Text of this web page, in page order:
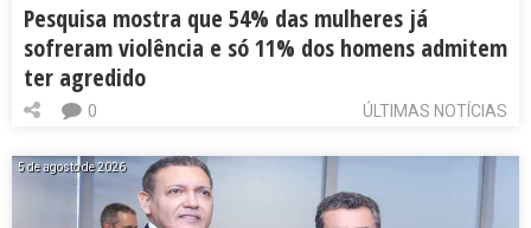
Pesquisa mostra que 54% das mulheres já
sofreram violência e só 11% dos homens admitem
ter agredido
ÚLTIMAS NOTÍCIAS
0
5 de agosto de 2026